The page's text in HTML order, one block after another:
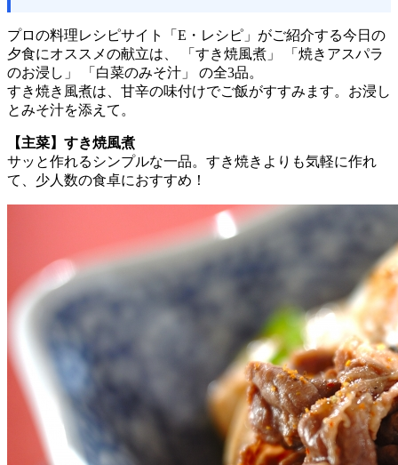
プロの料理レシピサイト「E・レシピ」がご紹介する今日の
夕食にオススメの献立は、 「すき焼風煮」 「焼きアスパラ
のお浸し」 「白菜のみそ汁」 の全3品。
すき焼き風煮は、甘辛の味付けでご飯がすすみます。お浸し
とみそ汁を添えて。
【主菜】すき焼風煮
サッと作れるシンプルな一品。すき焼きよりも気軽に作れ
て、少人数の食卓におすすめ！